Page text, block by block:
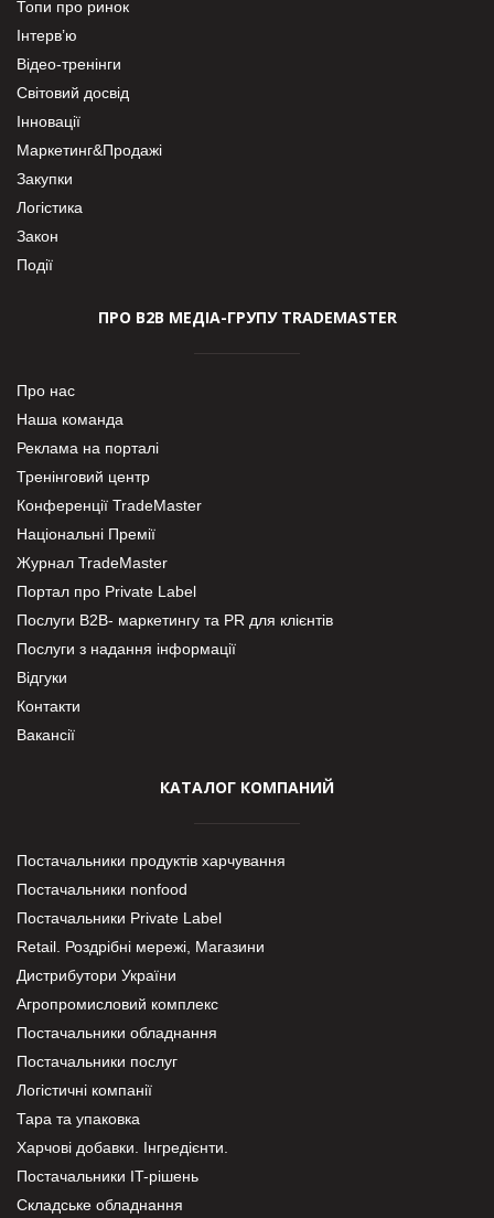
Топи про ринок
Інтерв’ю
Відео-тренінги
Світовий досвід
Інновації
Маркетинг&Продажі
Закупки
Логістика
Закон
Події
ПРО В2В МЕДІА-ГРУПУ TRADEMASTER
Про нас
Наша команда
Реклама на порталі
Тренінговий центр
Конференції TradeMaster
Національні Премії
Журнал TradeMaster
Портал про Private Label
Послуги В2В- маркетингу та PR для клієнтів
Послуги з надання інформації
Відгуки
Контакти
Вакансії
КАТАЛОГ КОМПАНИЙ
Постачальники продуктів харчування
Постачальники nonfood
Постачальники Private Label
Retail. Роздрібні мережі, Магазини
Дистрибутори України
Агропромисловий комплекс
Постачальники обладнання
Постачальники послуг
Логістичні компанії
Тара та упаковка
Харчові добавки. Інгредієнти.
Постачальники IT-рішень
Складське обладнання